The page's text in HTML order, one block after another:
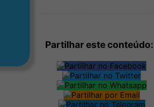
Partilhar este conteúdo: